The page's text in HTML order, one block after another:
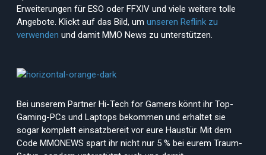
Erweiterungen für ESO oder FFXIV und viele weitere tolle
Angebote. Klickt auf das Bild, um unseren Reflink zu
verwenden und damit MMO News zu unterstützen.
Bei unserem Partner Hi-Tech for Gamers könnt ihr Top-
Gaming-PCs und Laptops bekommen und erhaltet sie
sogar komplett einsatzbereit vor eure Haustür. Mit dem
Code MMONEWS spart ihr nicht nur 5 % bei eurem Traum-